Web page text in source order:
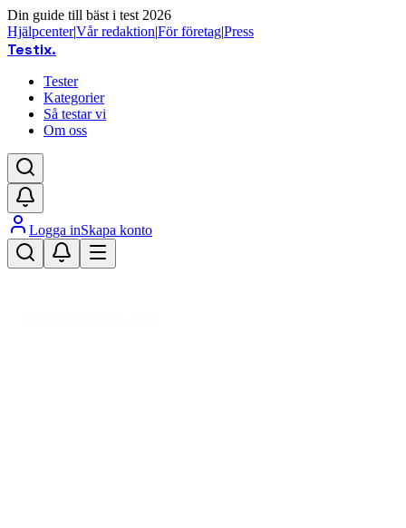
Din guide till bäst i test 2026
Hjälpcenter|Vår redaktion|För företag|Press
Testix.
Tester
Kategorier
Så testar vi
Om oss
Logga inSkapa konto